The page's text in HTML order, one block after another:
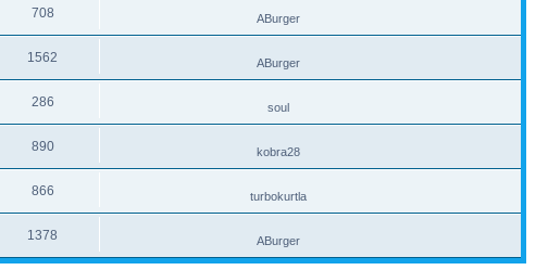
708 ABurger
1562 ABurger
286 soul
890 kobra28
866 turbokurtla
1378 ABurger